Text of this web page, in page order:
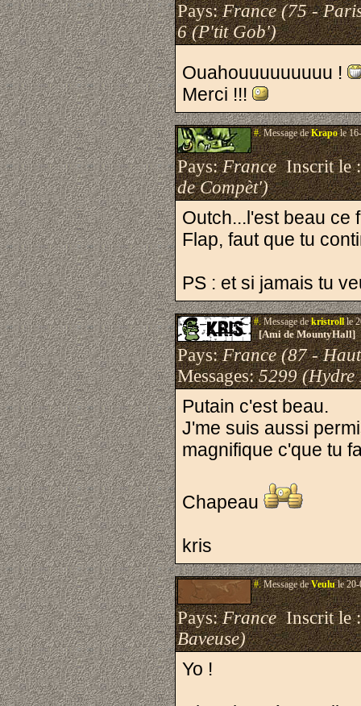
Pays:France (75 -
6 (P'tit Gob')
Ouahouuuuuuuuu !
Merci !!!
#.Message deKrapole
Pays:FranceInscrit le
de Compèt')
Outch...l'est beau ce
Flap, faut que tu
PS : et si jamais tu
#.Message dekristrollle
[Ami de MountyHall]
Pays:France (87 -
Messages:5299 (Hydre
Putain c'est beau.
J'me suis aussi
magnifique c'que tu
Chapeau
kris
#.Message deVeulule 20-
Pays:FranceInscrit le
Baveuse)
Yo !